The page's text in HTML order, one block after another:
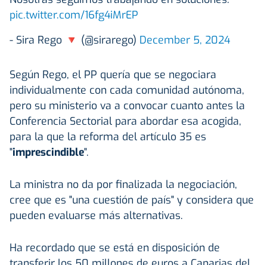
pic.twitter.com/16fg4iMrEP
- Sira Rego 🔻 (@sirarego) December 5, 2024
Según Rego, el PP quería que se negociara
individualmente con cada comunidad autónoma,
pero su ministerio va a convocar cuanto antes la
Conferencia Sectorial para abordar esa acogida,
para la que la reforma del artículo 35 es
"imprescindible".
La ministra no da por finalizada la negociación,
cree que es "una cuestión de país" y considera que
pueden evaluarse más alternativas.
Ha recordado que se está en disposición de